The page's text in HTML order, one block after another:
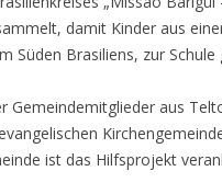
–
damit Kinder aus
Süden Brasiliens, zur Schule
Gemeindemitglieder aus
ist das Hilfsprojekt